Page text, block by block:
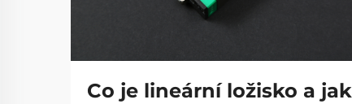
Co je lineární ložisko a jak